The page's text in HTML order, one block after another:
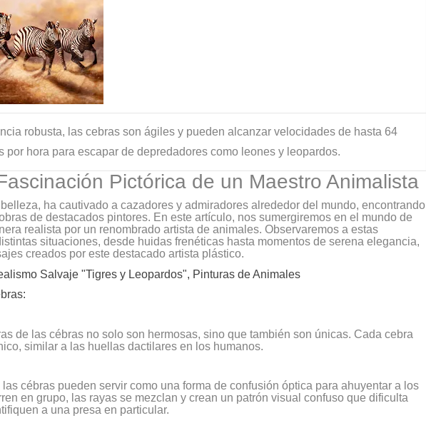
pintura surrealista
robusta, las cebras son ágiles y pueden alcanzar velocidades de hasta 64
por hora para escapar de depredadores como leones y leopardos.
Pictórica de un Maestro Animalista
ha cautivado a cazadores y admiradores alrededor del mundo, encontrando
de destacados pintores. En este artículo, nos sumergiremos en el mundo de
realista por un renombrado artista de animales. Observaremos a estas
situaciones, desde huidas frenéticas hasta momentos de serena elegancia,
creados por este destacado artista plástico.
Salvaje "Tigres y Leopardos", Pinturas de Animales
de las cébras no solo son hermosas, sino que también son únicas. Cada cebra
similar a las huellas dactilares en los humanos.
cébras pueden servir como una forma de confusión óptica para ahuyentar a los
en grupo, las rayas se mezclan y crean un patrón visual confuso que dificulta
a una presa en particular.